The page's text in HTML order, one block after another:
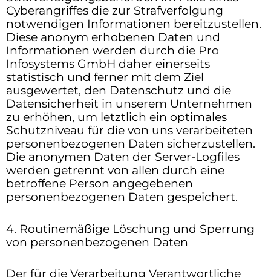
Cyberangriffes die zur Strafverfolgung
notwendigen Informationen bereitzustellen.
Diese anonym erhobenen Daten und
Informationen werden durch die Pro
Infosystems GmbH daher einerseits
statistisch und ferner mit dem Ziel
ausgewertet, den Datenschutz und die
Datensicherheit in unserem Unternehmen
zu erhöhen, um letztlich ein optimales
Schutzniveau für die von uns verarbeiteten
personenbezogenen Daten sicherzustellen.
Die anonymen Daten der Server-Logfiles
werden getrennt von allen durch eine
betroffene Person angegebenen
personenbezogenen Daten gespeichert.
4. Routinemäßige Löschung und Sperrung
von personenbezogenen Daten
Der für die Verarbeitung Verantwortliche